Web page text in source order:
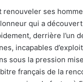
ses
qui a
derrière l’un
incapables
sous la pression
français de la